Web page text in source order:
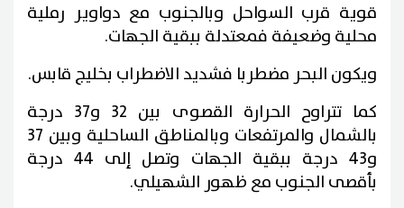
قوية قرب السواحل وبالجنوب مع دواوير رملية
محلية وضعيفة فمعتدلة ببقية الجهات.
ويكون البحر مضطربا فشديد الاضطراب بخليج قابس.
كما تتراوح الحرارة القصوى بين 32 و37 درجة
بالشمال والمرتفعات وبالمناطق الساحلية وبين 37
و43 درجة ببقية الجهات وتصل إلى 44 درجة
بأقصى الجنوب مع ظهور الشهيلي.